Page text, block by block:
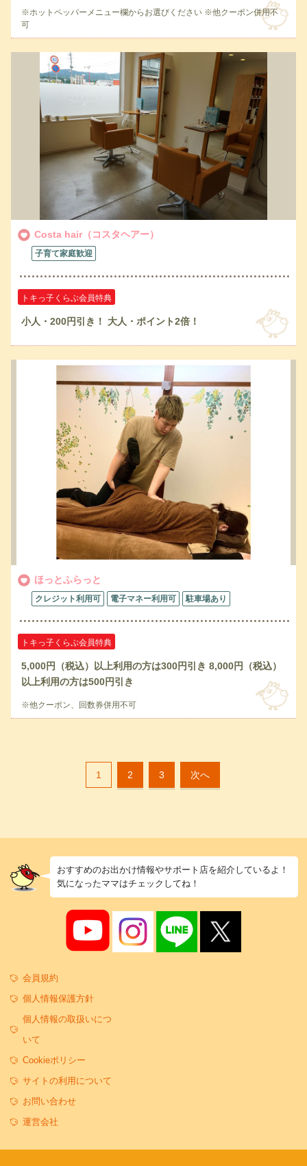
※ホットペッパーメニュー欄からお選びください ※他クーポン併用不
可
Costa hair（コスタヘアー）
子育て家庭歓迎
トキっ子くらぶ会員特典
小人・200円引き！ 大人・ポイント2倍！
ほっとふらっと
クレジット利用可 電子マネー利用可 駐車場あり
トキっ子くらぶ会員特典
5,000円（税込）以上利用の方は300円引き 8,000円（税込）
以上利用の方は500円引き
※他クーポン、回数券併用不可
1 2 3 次へ
おすすめのお出かけ情報やサポート店を紹介しているよ！
気になったママはチェックしてね！
会員規約
個人情報保護方針
個人情報の取扱いにつ
いて
Cookieポリシー
サイトの利用について
お問い合わせ
運営会社